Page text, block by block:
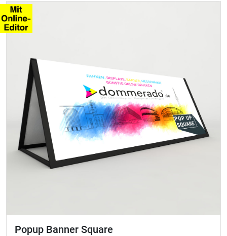
Popup Banner Square